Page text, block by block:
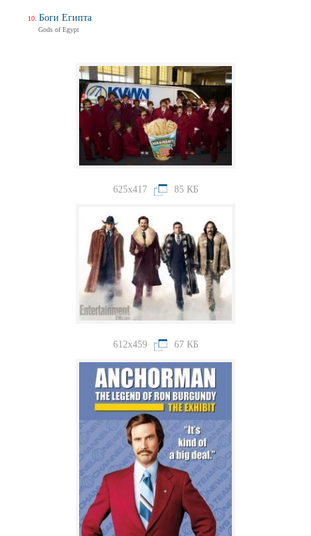
625x417 85 КБ
612x459 67 КБ
Боги Египта
Gods of Egypt